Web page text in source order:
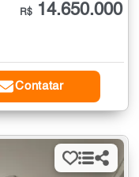
R$ 14.650.000
Contatar